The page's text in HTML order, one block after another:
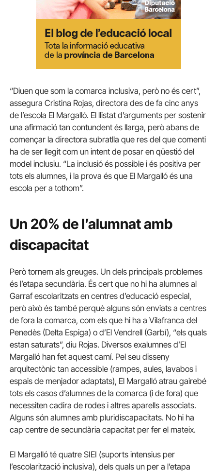
“Diuen que som la comarca inclusiva, però no és cert”,
assegura Cristina Rojas, directora des de fa cinc anys
de l’escola El Margalló. El llistat d’arguments per sostenir
una afirmació tan contundent és llarga, però abans de
començar la directora subratlla que res del que comenti
ha de ser llegit com un intent de posar en qüestió del
model inclusiu. “La inclusió és possible i és positiva per
tots els alumnes, i la prova és que El Margalló és una
escola per a tothom”.
Un 20% de l’alumnat amb
discapacitat
Però tornem als greuges. Un dels principals problemes
és l’etapa secundària. És cert que no hi ha alumnes al
Garraf escolaritzats en centres d’educació especial,
però això és també perquè alguns són enviats a centres
de fora la comarca, com els que hi ha a Vilafranca del
Penedès (Delta Espiga) o d’El Vendrell (Garbí), “els quals
estan saturats”, diu Rojas. Diversos exalumnes d’El
Margalló han fet aquest camí. Pel seu disseny
arquitectònic tan accessible (rampes, aules, lavabos i
espais de menjador adaptats), El Margalló atrau gairebé
tots els casos d’alumnes de la comarca (i de fora) que
necessiten cadira de rodes i altres aparells associats.
Alguns són alumnes amb pluridiscapacitats. No hi ha
cap centre de secundària capacitat per fer el mateix.
El Margalló té quatre SIEI (suports intensius per
l’escolarització inclusiva), dels quals un per a l’etapa